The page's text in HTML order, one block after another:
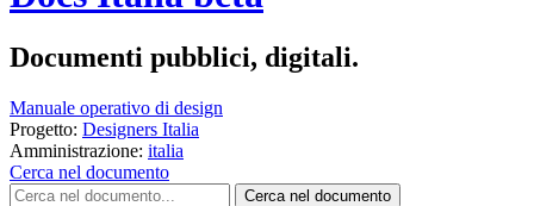
Documenti pubblici, digitali.
Manuale operativo di design
Progetto: Designers Italia
Amministrazione: italia
Cerca nel documento
Cerca nel documento